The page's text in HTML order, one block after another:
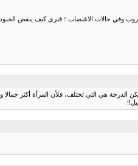
وفي حالات الاغتصاب ؛ فنرى كيف ينقض
هي التي تختلف، فلأن المرأة أكثر جمالا